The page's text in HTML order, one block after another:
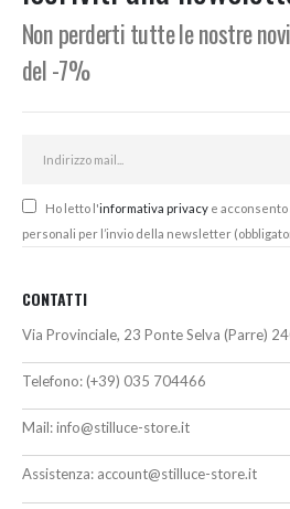
Non perderti tutte le nostre
del -7%
Ho letto l'informativa privacy e
personali per l’invio della newsletter
CONTATTI
Via Provinciale, 23 Ponte Selva (Parre)
Telefono: (+39) 035 704466
Mail:info@stilluce-store.it
Assistenza: account@stilluce-store.it